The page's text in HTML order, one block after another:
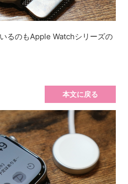
るのもApple Watchシリーズの
本文に戻る